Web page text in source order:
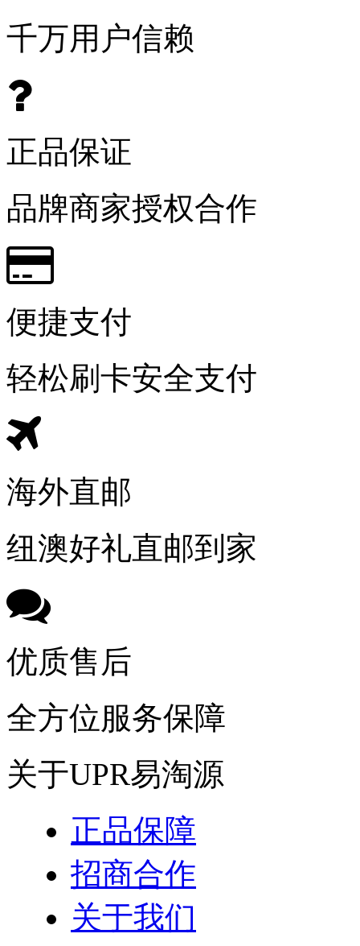
千万用户信赖
正品保证
品牌商家授权合作
便捷支付
轻松刷卡安全支付
海外直邮
纽澳好礼直邮到家
优质售后
全方位服务保障
关于UPR易淘源
正品保障
招商合作
关于我们